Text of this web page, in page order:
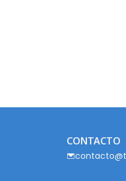
CONTACTO